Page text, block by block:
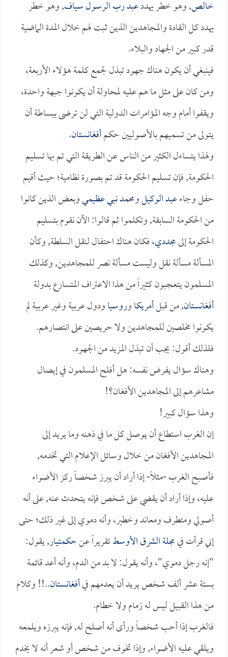
خالص, وهو خطر يهددعبد رب الرسول سياف, وهو خطر
يهدد كل القادة والمجاهدين الذين ثبت لهم خلال المدة الماضية
قدر كبير من الجهاد والبلاء.
فينبغي أن يكون هناك جهود تبذل لجمع كلمة هؤلاء الأربعة،
ومن كان على مثل ما هم عليه لمحاولة أن يكونوا جبهة واحدة،
ويقفوا أمام وجه المؤامرات الدولية التي لن ترضى ببساطة أن
يتولى من تسميهم بالأصوليين حكمأفغانستان.
ولهذا يتساءل الكثير من الناس عن الطريقة التي تم بها تسليم
الحكومة, فإن تسليم الحكومة قد تم بصورة نظامية؛ حيث أقيم
حفل وجاءعبد الوكيلومحمد نبي عظيميوبعض الذين كانوا
من الحكومة السابقة, وتكلموا ثم قالوا: الآن نقوم بتسليم
الحكومة إلىمجددي، فكان هناك احتفال لنقل السلطة, وكأن
المسألة مسألة نقل وليست مسألة نصر للمجاهدين, وكذلك
المسلمون يتعجبون كثيراً من هذا الاعتراف المتسارع بدولة
أفغانستان, من قبلأمريكاوروسياودول عربية وغير عربية لم
يكونوا مخلصين للمجاهدين ولا حريصين على انتصارهم.
فلذلك أقول: يجب أن تبذل المزيد من الجهود.
وهناك سؤال يفرض نفسه: هل أفلح المسلمون في إيصال
مشاعرهم إلى المجاهدين الأفغان؟!
وهذا سؤال كبير!
إن الغرب استطاع أن يوصل كل ما في ذهنه وما يريد إلى
المجاهدين الأفغان من خلال وسائل الإعلام التي تخدمه,
فأصبح الغرب -مثلاً- إذا أراد أن يبرز شخصاً ركز الأضواء
عليه، وإذا أراد أن يقضي على شخص فإنه يتحدث عنه, على أنه
أصولي ومتطرف ومعاند وخطير، وأنه دموي إلى غير ذلك؛ حتى
إني قرأت فيمجلة الشرق الأوسطتقريراً عنحكمتيار, يقول:
"إنه رجل دموي"، وأنه يقول: لا بد من الدم، وأنه أعد قائمة
بستة عشر ألف شخص يريد أن يعدمهم فيأفغانستان..!! وكلام
من هذا القبيل ليس له زمام ولا خطام.
فالغرب إذا أحب شخصاً ورأى أنه أصلح له, فإنه يبرزه ويلمعه
ويلقي عليه الأضواء, وإذا تخوف من شخص أو شعر أنه لا يخدم